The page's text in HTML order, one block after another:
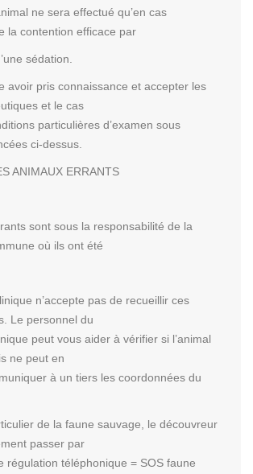
ne sera effectué qu’en cas
la contention efficace par
sédation.
avoir pris connaissance et accepter les
et le cas
particulières d’examen sous
ci-dessus.
ANIMAUX ERRANTS
sont sous la responsabilité de la
où ils ont été
n’accepte pas de recueillir ces
Le personnel du
peut vous aider à vérifier si l’animal
ne peut en
à un tiers les coordonnées du
de la faune sauvage, le découvreur
passer par
régulation téléphonique = SOS faune